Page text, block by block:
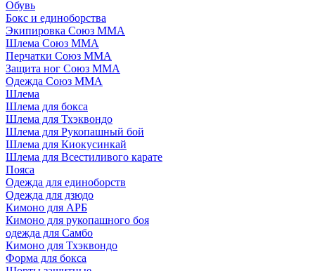
Обувь
Бокс и единоборства
Экипировка Союз ММА
Шлема Союз ММА
Перчатки Союз ММА
Защита ног Союз ММА
Одежда Союз ММА
Шлема
Шлема для бокса
Шлема для Тхэквондо
Шлема для Рукопашный бой
Шлема для Киокусинкай
Шлема для Всестиливого карате
Пояса
Одежда для единоборств
Одежда для дзюдо
Кимоно для АРБ
Кимоно для рукопашного боя
одежда для Самбо
Кимоно для Тхэквондо
Форма для бокса